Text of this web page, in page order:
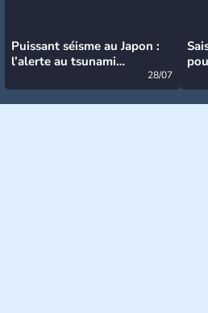
Puissant séisme au Japon :
l’alerte au tsunami
28/07